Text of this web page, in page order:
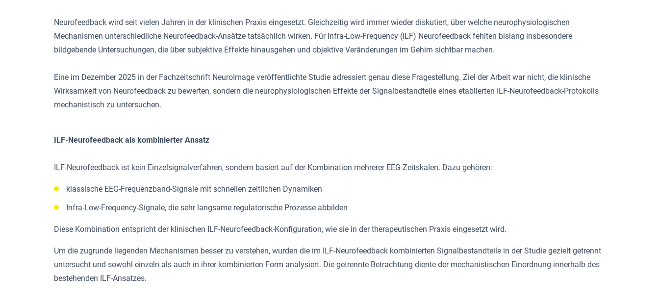
Neurofeedback wird seit vielen Jahren in der klinischen Praxis eingesetzt. Gleichzeitig wird immer wieder diskutiert, über welche neurophysiologischen
Mechanismen unterschiedliche Neurofeedback-Ansätze tatsächlich wirken. Für Infra-Low-Frequency (ILF) Neurofeedback fehlten bislang insbesondere
bildgebende Untersuchungen, die über subjektive Effekte hinausgehen und objektive Veränderungen im Gehirn sichtbar machen.
Eine im Dezember 2025 in der Fachzeitschrift NeuroImage veröffentlichte Studie adressiert genau diese Fragestellung. Ziel der Arbeit war nicht, die klinische
Wirksamkeit von Neurofeedback zu bewerten, sondern die neurophysiologischen Effekte der Signalbestandteile eines etablierten ILF-Neurofeedback-Protokolls
mechanistisch zu untersuchen.
ILF-Neurofeedback als kombinierter Ansatz
ILF-Neurofeedback ist kein Einzelsignalverfahren, sondern basiert auf der Kombination mehrerer EEG-Zeitskalen. Dazu gehören:
klassische EEG-Frequenzband-Signale mit schnellen zeitlichen Dynamiken
Infra-Low-Frequency-Signale, die sehr langsame regulatorische Prozesse abbilden
Diese Kombination entspricht der klinischen ILF-Neurofeedback-Konfiguration, wie sie in der therapeutischen Praxis eingesetzt wird.
Um die zugrunde liegenden Mechanismen besser zu verstehen, wurden die im ILF-Neurofeedback kombinierten Signalbestandteile in der Studie gezielt getrennt
untersucht und sowohl einzeln als auch in ihrer kombinierten Form analysiert. Die getrennte Betrachtung diente der mechanistischen Einordnung innerhalb des
bestehenden ILF-Ansatzes.